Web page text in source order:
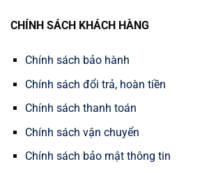
CHÍNH SÁCH KHÁCH HÀNG
Chính sách bảo hành
Chính sách đổi trả, hoàn tiền
Chính sách thanh toán
Chính sách vận chuyển
Chính sách bảo mật thông tin